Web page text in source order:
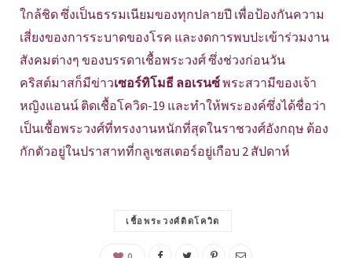
ใกล้ชิด ซึ่งเป็นธรรมเนียมของทุกปลายปี เพื่อป้องกันความ
เสี่ยงของการระบาดของโรค และงดการพบปะเข้าร่วมงาน
สังคมต่างๆ ของบรรดาเชื้อพระวงศ์ ซึ่งช่วงก่อนวัน
คริสต์มาสก็มีข่าวเซอร์ทิโมธี ลอเรนซ์พระสวามีของเจ้า
หญิงแอนน์ ติดเชื้อโควิด-19 และทำให้พระองค์ซึ่งได้ชื่อว่า
เป็นเชื้อพระวงศ์ที่ทรงงานหนักที่สุดในราชวงศ์อังกฤษ ต้อง
กักตัวอยู่ในปราสาทที่กลูเชสเตอร์อยู่เกือบ 2 สัปดาห์
เชื้อพระวงศ์ติดโควิด